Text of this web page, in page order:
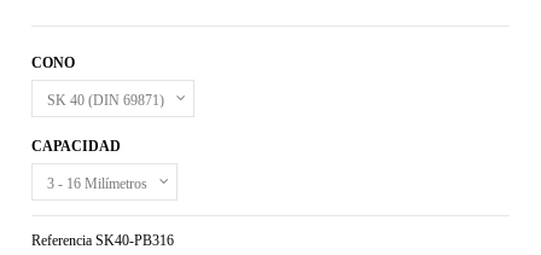
CONO
CAPACIDAD
Referencia SK40-PB316